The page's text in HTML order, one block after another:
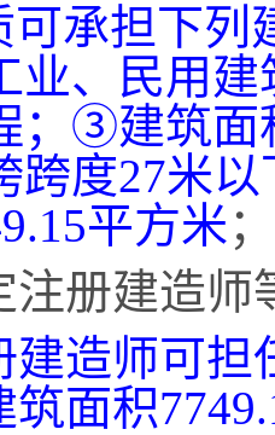
可承担下列
业、民用
；③建筑面
度27米以
平方米 ；
注册建造师
建造师可担
筑面积